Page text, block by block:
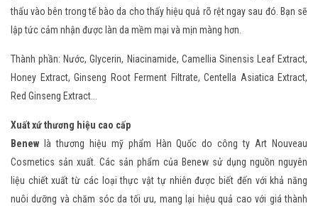
thấu vào bên trong tế bào da cho thấy hiệu quả rõ rệt ngay sau đó. Bạn sẽ
lập tức cảm nhận được làn da mềm mại và mịn màng hơn.
Thành phần: Nước, Glycerin, Niacinamide, Camellia Sinensis Leaf Extract,
Honey Extract, Ginseng Root Ferment Filtrate, Centella Asiatica Extract,
Red Ginseng Extract...
Xuất xứ thương hiệu cao cấp
Benew là thương hiệu mỹ phẩm Hàn Quốc do công ty Art Nouveau
Cosmetics sản xuất. Các sản phẩm của Benew sử dụng nguồn nguyên
liệu chiết xuất từ các loại thực vật tự nhiên được biết đến với khả năng
nuôi dưỡng và chăm sóc da tối ưu, mang lại hiệu quả cao với giá thành